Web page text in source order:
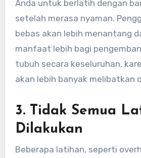
Anda untuk berlatih dengan
setelah merasa nyaman.
bebas akan lebih menantang
manfaat lebih bagi
tubuh secara keseluruhan,
akan lebih banyak melibatkan
3. Tidak Semua
Dilakukan
Beberapa latihan, seperti